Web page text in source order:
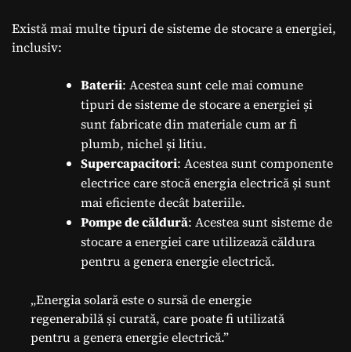
Există mai multe tipuri de sisteme de stocare a energiei,
inclusiv:
Baterii: Acestea sunt cele mai comune
tipuri de sisteme de stocare a energiei și
sunt fabricate din materiale cum ar fi
plumb, nichel și litiu.
Supercapacitori: Acestea sunt componente
electrice care stocă energia electrică și sunt
mai eficiente decât bateriile.
Pompe de căldură: Acestea sunt sisteme de
stocare a energiei care utilizează căldura
pentru a genera energie electrică.
„Energia solară este o sursă de energie
regenerabilă și curată, care poate fi utilizată
pentru a genera energie electrică.”